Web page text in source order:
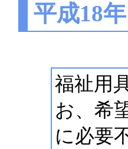
平成18
福祉用
お、希
に必要